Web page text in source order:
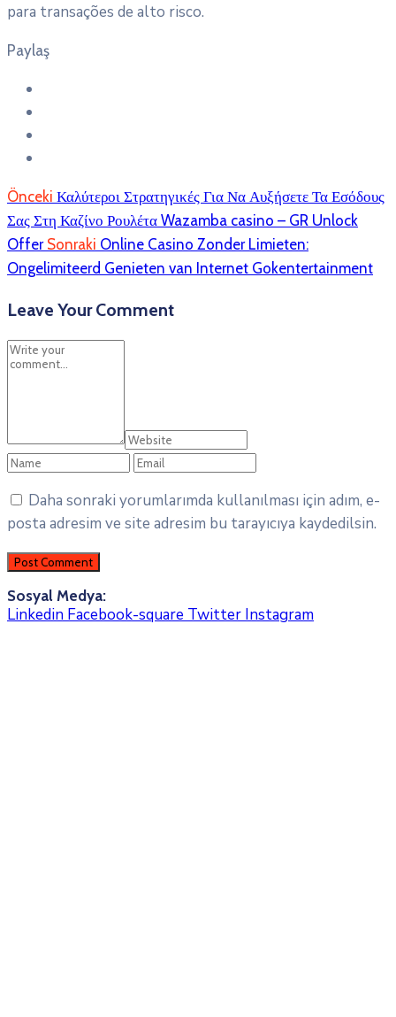
para transações de alto risco.
Paylaş
Önceki Καλύτεροι Στρατηγικές Για Να Αυξήσετε Τα Εσόδους
Σας Στη Καζίνο Ρουλέτα Wazamba casino – GR Unlock
Offer Sonraki Online Casino Zonder Limieten:
Ongelimiteerd Genieten van Internet Gokentertainment
Leave Your Comment
Daha sonraki yorumlarımda kullanılması için adım, e-
posta adresim ve site adresim bu tarayıcıya kaydedilsin.
Sosyal Medya:
Linkedin Facebook-square Twitter Instagram